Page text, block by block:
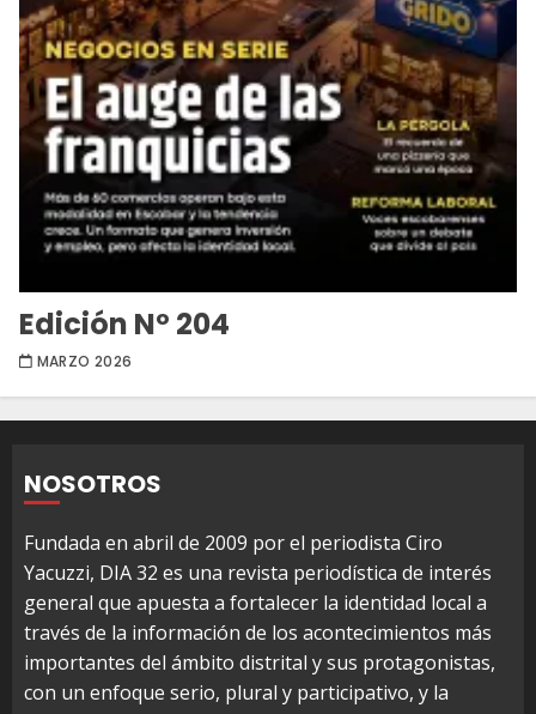
Edición Nº 204
MARZO 2026
NOSOTROS
Fundada en abril de 2009 por el periodista Ciro
Yacuzzi, DIA 32 es una revista periodística de interés
general que apuesta a fortalecer la identidad local a
través de la información de los acontecimientos más
importantes del ámbito distrital y sus protagonistas,
con un enfoque serio, plural y participativo, y la